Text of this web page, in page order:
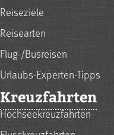
Reiseziele
Reisearten
Flug-/Busreisen
Urlaubs-Experten-Tipps
Kreuzfahrten
Hochseekreuzfahrten